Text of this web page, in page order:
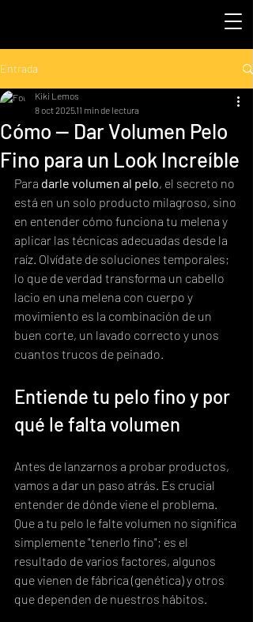
Entrada
Cómo — Dar Volumen Pelo
Fino para un Look Increíble
Kiki Lemos
8 oct 202511 min de lectura
Para darle volumen al pelo, el secreto no
está en un solo producto milagroso, sino
en entender cómo funciona tu melena y
aplicar las técnicas adecuadas desde la
raíz. Olvídate de soluciones temporales;
lo que de verdad transforma un cabello
lacio en una melena con cuerpo y
movimiento es la combinación de un
buen corte, un lavado correcto y unos
cuantos trucos de peinado.
Entiende tu pelo fino y por
qué le falta volumen
Antes de lanzarnos a probar productos,
vamos a dar un paso atrás. Es crucial
entender de dónde viene el problema.
Que a tu pelo le falte volumen no significa
simplemente "tenerlo fino"; es el
resultado de varios factores, algunos
que vienen de fábrica (genética) y otros
que dependen de nuestros hábitos.